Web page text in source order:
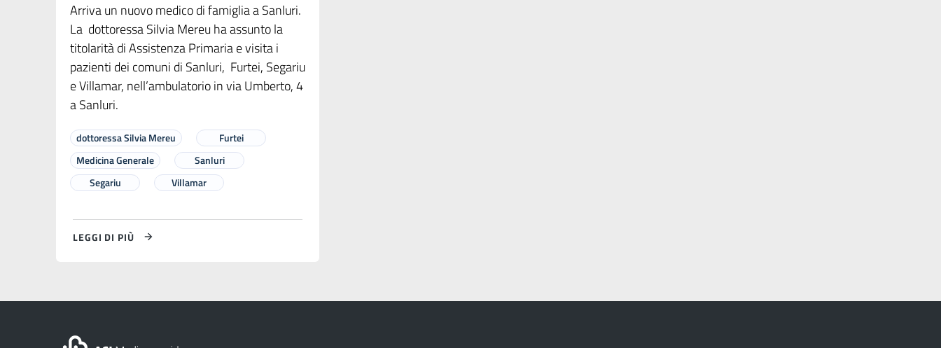
Arriva un nuovo medico di famiglia a Sanluri.
La dottoressa Silvia Mereu ha assunto la
titolarità di Assistenza Primaria e visita i
pazienti dei comuni di Sanluri, Furtei, Segariu
e Villamar, nell’ambulatorio in via Umberto, 4
a Sanluri.
dottoressa Silvia Mereu
Furtei
Medicina Generale
Sanluri
Segariu
Villamar
LEGGI DI PIÙ